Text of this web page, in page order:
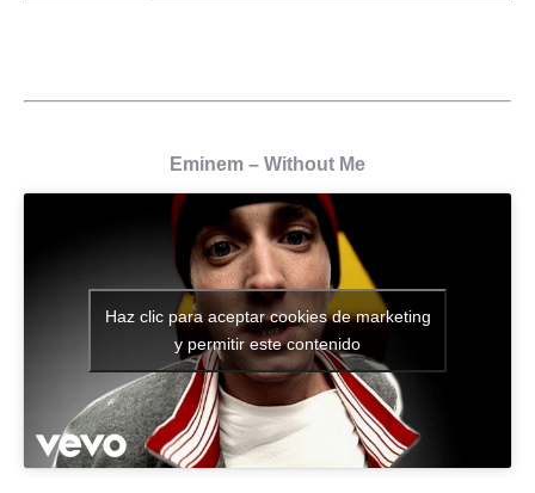
Eminem – Without Me
Haz clic para aceptar cookies de marketing
y permitir este contenido